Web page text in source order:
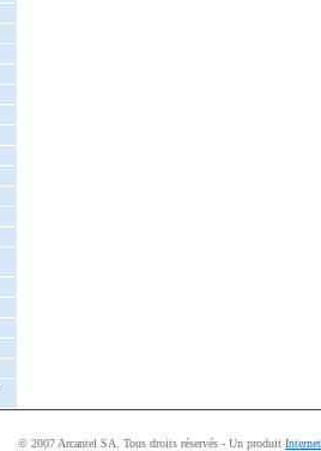
© 2007 Arcantel SA. Tous droits réservés - Un produit